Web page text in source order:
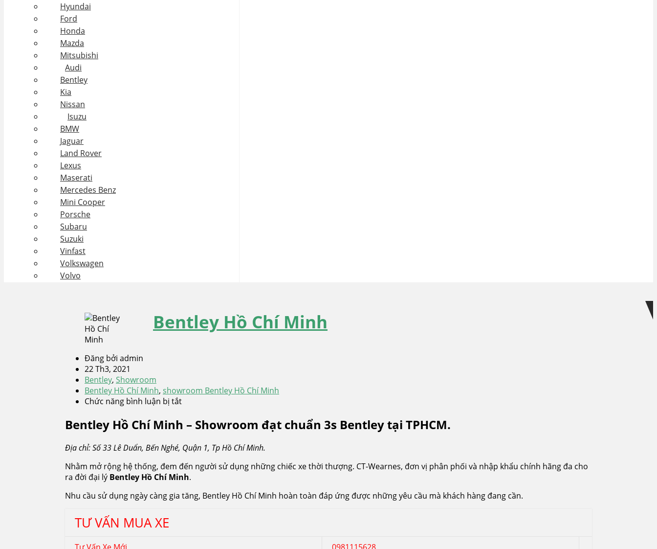
Hyundai
Ford
Honda
Mazda
Mitsubishi
Audi
Bentley
Kia
Nissan
Isuzu
BMW
Jaguar
Land Rover
Lexus
Maserati
Mercedes Benz
Mini Cooper
Porsche
Subaru
Suzuki
Vinfast
Volkswagen
Volvo
Bentley Hồ Chí Minh
Đăng bởi admin
22 Th3, 2021
Bentley, Showroom
Bentley Hồ Chí Minh, showroom Bentley Hồ Chí Minh
Chức năng bình luận bị tắt
Hồ
Minh
Bentley Hồ Chí Minh – Showroom đạt chuẩn 3s Bentley tại TPHCM.
Địa chỉ: Số 33 Lê Duẩn, Bến Nghé, Quận 1, Tp Hồ Chí Minh.
Nhằm mở rộng hệ thống, đem đến người sử dụng những chiếc xe thời thượng. CT-Wearnes, đơn vị phân phối và nhập khẩu chính hãng đa cho
ra đời đại lý Bentley Hồ Chí Minh.
Nhu cầu sử dụng ngày càng gia tăng, Bentley Hồ Chí Minh hoàn toàn đáp ứng được những yêu cầu mà khách hàng đang cần.
TƯ VẤN MUA XE